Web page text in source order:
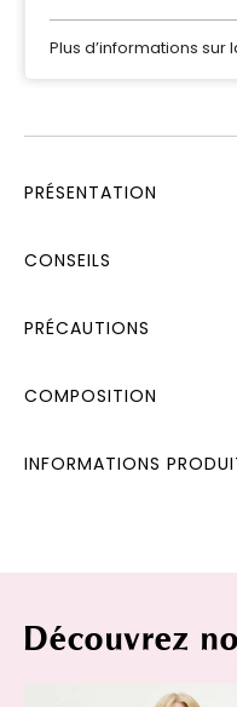
Plus d’informations sur
PRÉSENTATION
CONSEILS
PRÉCAUTIONS
COMPOSITION
INFORMATIONS
Découvrez